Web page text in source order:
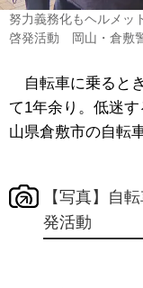
努力義務化もヘルメ
啓発活動 岡山・倉敷
自転車に乗ると
て1年余り。低迷
山県倉敷市の自転
【写真】自
発活動